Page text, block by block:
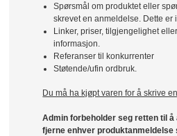
Spørsmål om produktet eller
skrevet en anmeldelse. Dette er
Linker, priser, tilgjengelighet
informasjon.
Referanser til konkurrenter
Støtende/ufin ordbruk.
Du må ha kjøpt varen for å skrive
Admin forbeholder seg retten til
fjerne enhver produktanmeldelse